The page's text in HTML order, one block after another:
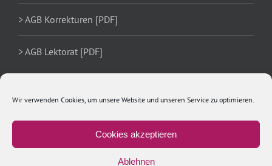
Wir verwenden Cookies, um unsere Website und unseren Service zu optimieren.
Cookies akzeptieren
Ablehnen
> AGB Korrekturen [PDF]
> AGB Lektorat [PDF]